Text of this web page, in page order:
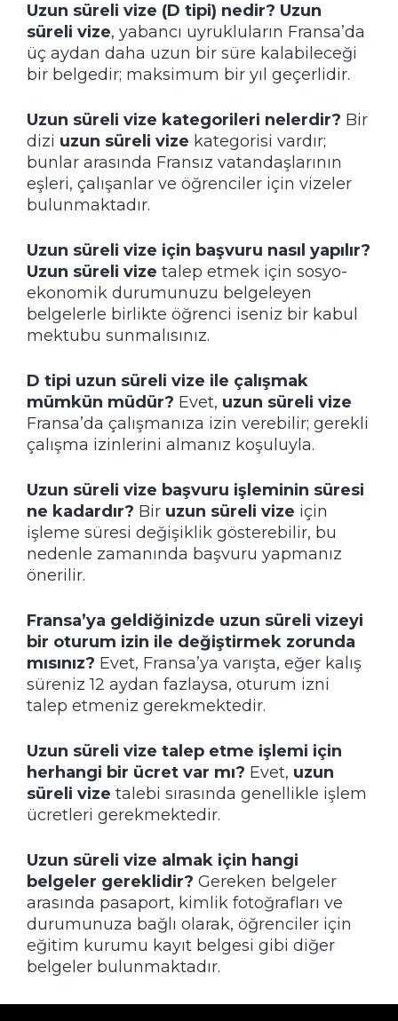
Uzun süreli vize (D tipi) nedir? Uzun
süreli vize, yabancı uyrukluların Fransa’da
üç aydan daha uzun bir süre kalabileceği
bir belgedir; maksimum bir yıl geçerlidir.
Uzun süreli vize kategorileri nelerdir? Bir
dizi uzun süreli vize kategorisi vardır;
bunlar arasında Fransız vatandaşlarının
eşleri, çalışanlar ve öğrenciler için vizeler
bulunmaktadır.
Uzun süreli vize için başvuru nasıl yapılır?
Uzun süreli vize talep etmek için sosyo-
ekonomik durumunuzu belgeleyen
belgelerle birlikte öğrenci iseniz bir kabul
mektubu sunmalısınız.
D tipi uzun süreli vize ile çalışmak
mümkün müdür? Evet, uzun süreli vize
Fransa’da çalışmanıza izin verebilir; gerekli
çalışma izinlerini almanız koşuluyla.
Uzun süreli vize başvuru işleminin süresi
ne kadardır? Bir uzun süreli vize için
işleme süresi değişiklik gösterebilir, bu
nedenle zamanında başvuru yapmanız
önerilir.
Fransa’ya geldiğinizde uzun süreli vizeyi
bir oturum izin ile değiştirmek zorunda
mısınız? Evet, Fransa’ya varışta, eğer kalış
süreniz 12 aydan fazlaysa, oturum izni
talep etmeniz gerekmektedir.
Uzun süreli vize talep etme işlemi için
herhangi bir ücret var mı? Evet, uzun
süreli vize talebi sırasında genellikle işlem
ücretleri gerekmektedir.
Uzun süreli vize almak için hangi
belgeler gereklidir? Gereken belgeler
arasında pasaport, kimlik fotoğrafları ve
durumunuza bağlı olarak, öğrenciler için
eğitim kurumu kayıt belgesi gibi diğer
belgeler bulunmaktadır.